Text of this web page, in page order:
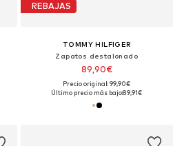
REBAJAS
TOMMY HILFIGER
Zapatos destalonado
89,90€
Precio original: 99,90€
Último precio más bajo:89,91€